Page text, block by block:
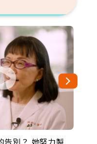
告別？ 她努力製
神父 為台灣奉獻
搬回台灣找快
紀錄 成為全球
夢…黑手阿伯拉